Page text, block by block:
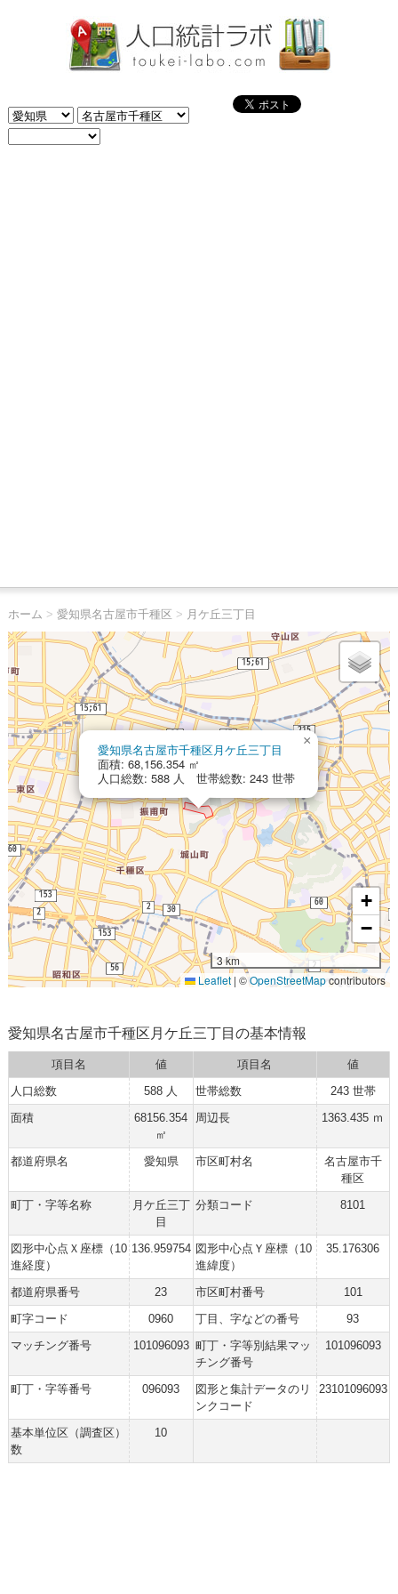
ホーム > 愛知県名古屋市千種区 > 月ケ丘三丁目
愛知県名古屋市千種区月ケ丘三丁目
面積: 68,156.354 ㎡
人口総数: 588 人 世帯総数: 243 世帯
×
+
−
3 km
Leaflet | ©OpenStreetMapcontributors
愛知県名古屋市千種区月ケ丘三丁目の基本情報
項目名 値 項目名
値
人口総数
588 人 世帯総数
243 世帯
面積
68156.354
㎡
周辺長 1363.435 ｍ
都道府県名 愛知県 市区町村名
名古屋市千
種区
町丁・字等名称
月ケ丘三丁
目
分類コード 8101
図形中心点Ｘ座標（10
進経度）
136.959754 図形中心点Ｙ座標（10
進緯度）
35.176306
都道府県番号 23 市区町村番号
101
町字コード
0960 丁目、字などの番号
93
マッチング番号
101096093 町丁・字等別結果マッ
チング番号
101096093
町丁・字等番号 096093
図形と集計データのリ
ンクコード
23101096093
基本単位区（調査区）
数
10